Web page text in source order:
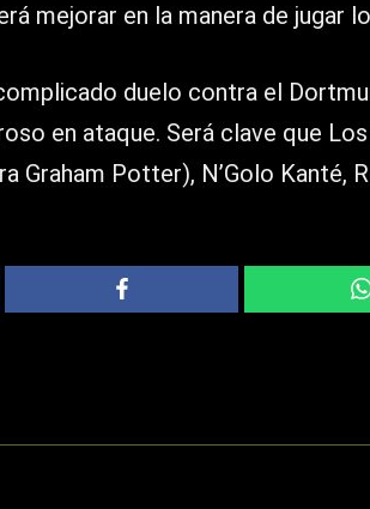
mejorar en la manera de jugar
duelo contra el
en ataque. Será clave que
Graham Potter), N’Golo Kanté,